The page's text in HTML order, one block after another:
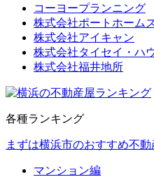
コーヨープランニング
株式会社ポートホーム
株式会社アイキャン
株式会社タイセイ・ハ
株式会社福井地所
各種ランキング
まずは横浜市のおすすめ不
マンション編